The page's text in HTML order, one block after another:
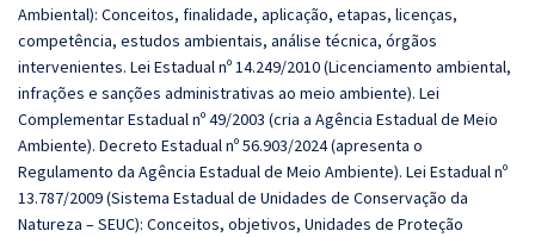
Ambiental): Conceitos, finalidade, aplicação, etapas, licenças,
competência, estudos ambientais, análise técnica, órgãos
intervenientes. Lei Estadual nº 14.249/2010 (Licenciamento ambiental,
infrações e sanções administrativas ao meio ambiente). Lei
Complementar Estadual nº 49/2003 (cria a Agência Estadual de Meio
Ambiente). Decreto Estadual nº 56.903/2024 (apresenta o
Regulamento da Agência Estadual de Meio Ambiente). Lei Estadual nº
13.787/2009 (Sistema Estadual de Unidades de Conservação da
Natureza – SEUC): Conceitos, objetivos, Unidades de Proteção